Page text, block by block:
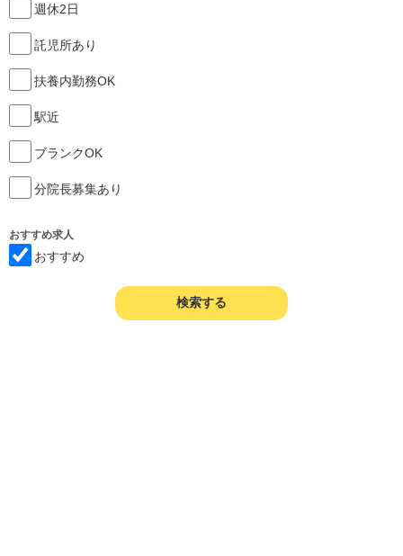
週休2日
託児所あり
扶養内勤務OK
駅近
ブランクOK
分院長募集あり
おすすめ求人
おすすめ